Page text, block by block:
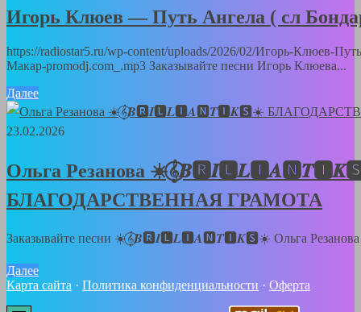
Игорь Клюев — Путь Ангела ( сл
https://radiostar5.ru/wp-content/uploads/2026/02/Игорь-Клюев-
Макар-promodj.com_.mp3 Заказывайте песни Игорь Клюева...
Далее
23.02.2026
Ольга Резанова
БЛАГОДАРСТВЕННАЯ ГРАМОТА
Заказывайте песни ☀️𝄞⃝𝑩🆁𝑰🅻𝑳🅸𝑨🅽𝑻🅸𝑲🆂☀️ Ольга Резанова
Далее
Карта сайта · Политика конфиденциальности · Оферта